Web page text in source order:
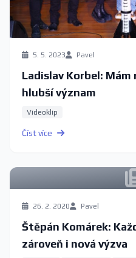
5. 5. 2023 Pavel
Ladislav Korbel:
hlubší význam
Videoklip
Číst více
26. 2. 2020 Pavel
Štěpán Komárek:
zároveň i nová výzva